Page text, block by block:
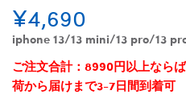
¥4,690
iphone 13/13 mini/13 pro/13
ご注文合計：8990円以上なら
荷から届けまで3-7日間到着可